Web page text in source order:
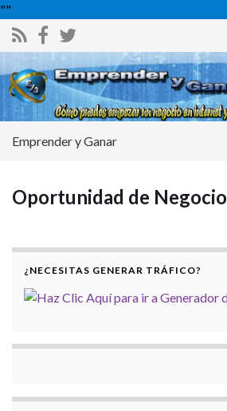
""
Search for:
Emprender y Ganar
Oportunidad de Negocio
¿NECESITAS GENERAR TRÁFICO?